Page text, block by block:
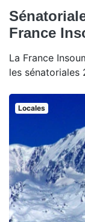
France
La France
les sénatoriales
Locales